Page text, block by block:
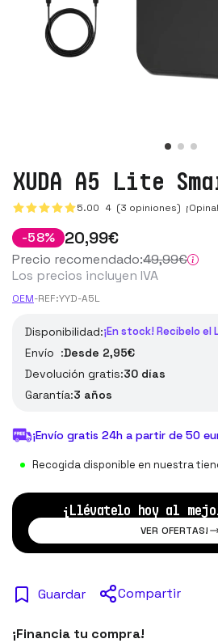
XUDA A5 Lite
5.00 4 (3 opiniones) ¡Opina!
-58% 20,99€
Precio recomendado:49,99€
Los precios incluyen IVA
OEM-REF:YYD-A5L
Disponibilidad:¡En stock! Recíbelo el
Envío :Desde 2,95€
Devolución gratis:30 días
Garantía:3 años
¡Envío gratis 24h a partir de 50
Recogida disponible en nuestra
¡Llévatelo hoy al
VER OFERTAS!
Guardar Compartir
¡Financia tu compra!